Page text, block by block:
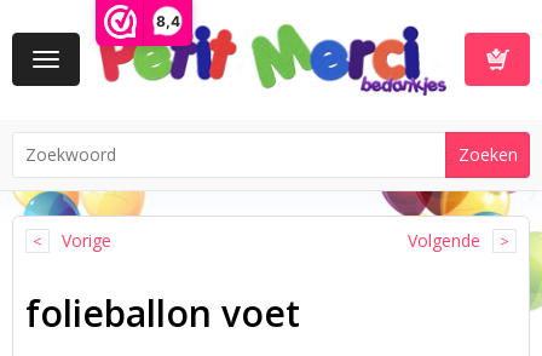
8,4
Toggle
navigation
Vorige Volgende
folieballon voet